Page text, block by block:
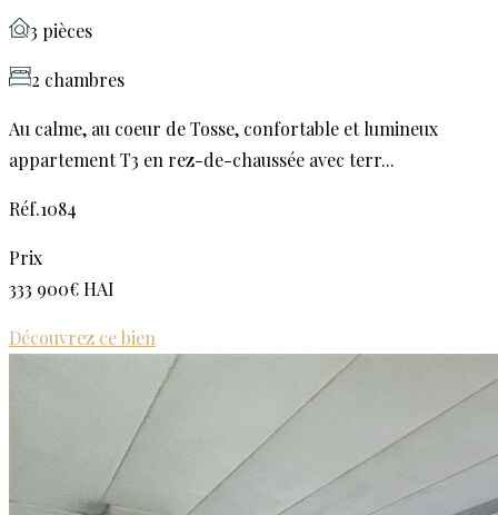
3 pièces
2 chambres
Au calme, au coeur de Tosse, confortable et lumineux
appartement T3 en rez-de-chaussée avec terr...
Réf.1084
Prix
333 900€ HAI
Découvrez ce bien